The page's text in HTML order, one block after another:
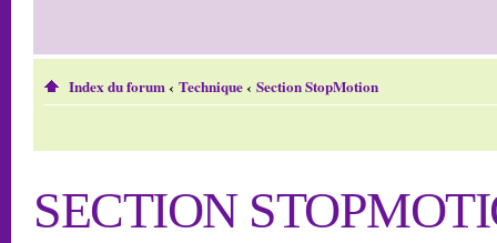
Index du forum‹ Technique‹ Section StopMotion
SECTION